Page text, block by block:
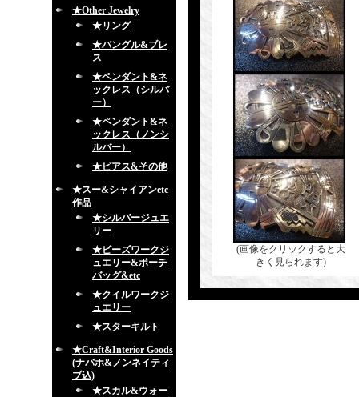
★Other Jewelry
★リング
★バングル&ブレ
ス
★ペンダント&ネ
ックレス（シルバ
ー）
★ペンダント&ネ
ックレス（ノンシ
ルバー）
★ピアス&その他
★スー&シャイアンetc
作品
★シルバージュエ
リー
★ビーズワークジ
ュエリー&ポーチ
バッグ&etc
★クイルワークジ
ュエリー
★スターキルト
★Craft&Interior Goods
(ナバホ&ノンネイティ
ブ込)
★スカル&ウォー
(画像をクリックすると大
きく見られます)